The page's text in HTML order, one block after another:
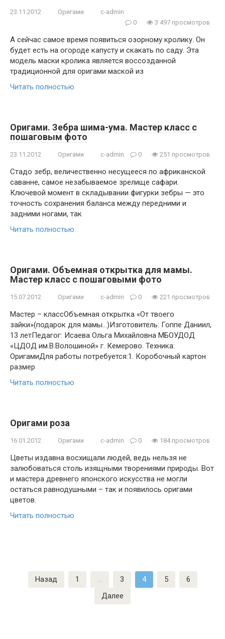
23.11.2012 Оригами
c-admin
0
3 497 просмотров
А сейчас самое время появиться озорному кролику. Он
будет есть на огороде капусту и скакать по саду. Эта
модель маски кролика является воссозданной
традиционной для оригами маской из
Читать полностью
Оригами. Зебра шима-ума. Мастер класс с
пошаговым фото
23.11.2012 Оригами c-admin 0 251 просмотров
Стадо зебр, величественно несущееся по африканской
саванне, самое незабываемое зрелище сафари.
Ключевой момент в складывании фигурки зебры — это
точность сохранения баланса между передними и
задними ногами, так
Читать полностью
Оригами. Объемная открытка для мамы.
Мастер класс с пошаговыми фото
15.07.2012 Оригами c-admin 0 221 просмотров
Мастер – классОбъемная открытка «От твоего
зайки»(подарок для мамы…)Изготовитель: Гоппе Даниил,
13 летПедагог: Исаева Ольга Михайловна МБОУДОД
«ЦДОД им.В.Волошиной» г. Кемерово. Техника:
ОригамиДля работы потребуется:1. Коробочный картон
размер
Читать полностью
Оригами роза
16.01.2012 Оригами c-admin 0 184 просмотров
Цветы издавна восхищали людей, ведь нельзя не
залюбоваться столь изящными творениями природы. Вот
и мастера древнего японского искусства не могли
остаться равнодушными – так и появилось оригами
цветов.
Читать полностью
Пагинация
записей
Назад 1 … 3 4 5
6
Далее